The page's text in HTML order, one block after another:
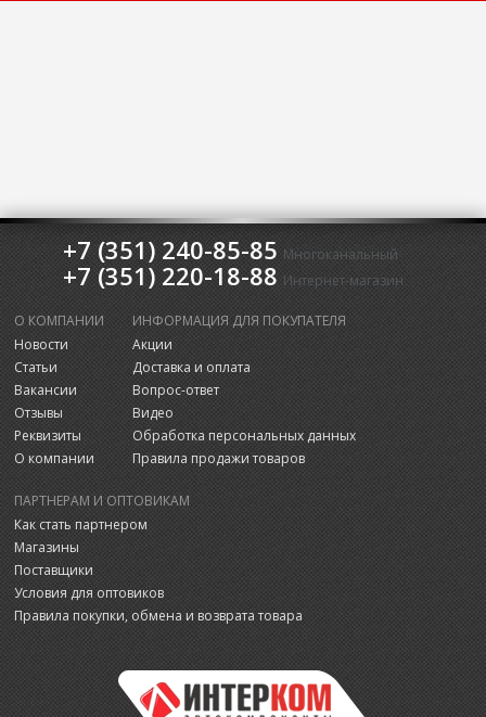
+7 (351) 240-85-85 Многоканальный
+7 (351) 220-18-88 Интернет-магазин
О КОМПАНИИ
Новости
Статьи
Вакансии
Отзывы
Реквизиты
О компании
ИНФОРМАЦИЯ ДЛЯ ПОКУПАТЕЛЯ
Акции
Доставка и оплата
Вопрос-ответ
Видео
Обработка персональных данных
Правила продажи товаров
ПАРТНЕРАМ И ОПТОВИКАМ
Как стать партнером
Магазины
Поставщики
Условия для оптовиков
Правила покупки, обмена и возврата товара